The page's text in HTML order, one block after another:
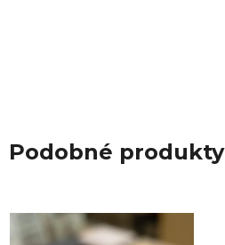
Podobné produkty